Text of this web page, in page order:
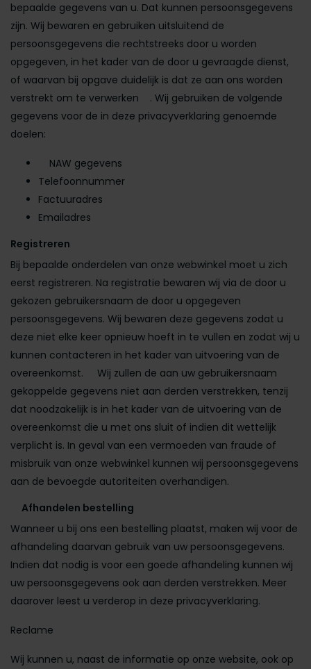
bepaalde gegevens van u. Dat kunnen persoonsgegevens
zijn. Wij bewaren en gebruiken uitsluitend de
persoonsgegevens die rechtstreeks door u worden
opgegeven, in het kader van de door u gevraagde dienst,
of waarvan bij opgave duidelijk is dat ze aan ons worden
verstrekt om te verwerken . Wij gebruiken de volgende
gegevens voor de in deze privacyverklaring genoemde
doelen:
NAW gegevens
Telefoonnummer
Factuuradres
Emailadres
Registreren
Bij bepaalde onderdelen van onze webwinkel moet u zich
eerst registreren. Na registratie bewaren wij via de door u
gekozen gebruikersnaam de door u opgegeven
persoonsgegevens. Wij bewaren deze gegevens zodat u
deze niet elke keer opnieuw hoeft in te vullen en zodat wij u
kunnen contacteren in het kader van uitvoering van de
overeenkomst. Wij zullen de aan uw gebruikersnaam
gekoppelde gegevens niet aan derden verstrekken, tenzij
dat noodzakelijk is in het kader van de uitvoering van de
overeenkomst die u met ons sluit of indien dit wettelijk
verplicht is. In geval van een vermoeden van fraude of
misbruik van onze webwinkel kunnen wij persoonsgegevens
aan de bevoegde autoriteiten overhandigen.
Afhandelen bestelling
Wanneer u bij ons een bestelling plaatst, maken wij voor de
afhandeling daarvan gebruik van uw persoonsgegevens.
Indien dat nodig is voor een goede afhandeling kunnen wij
uw persoonsgegevens ook aan derden verstrekken. Meer
daarover leest u verderop in deze privacyverklaring.
Reclame
Wij kunnen u, naast de informatie op onze website, ook op